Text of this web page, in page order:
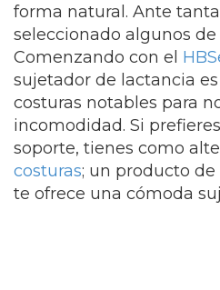
forma natural. Ante
seleccionado algunos
Comenzando con el
sujetador de lactancia
costuras notables para
incomodidad. Si
soporte, tienes como
costuras; un producto
te ofrece una cómoda